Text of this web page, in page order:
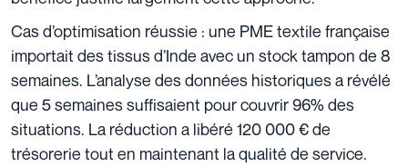
Cas d’optimisation réussie : une PME textile française
importait des tissus d’Inde avec un stock tampon de 8
semaines. L’analyse des données historiques a révélé
que 5 semaines suffisaient pour couvrir 96% des
situations. La réduction a libéré 120 000 € de
trésorerie tout en maintenant la qualité de service.